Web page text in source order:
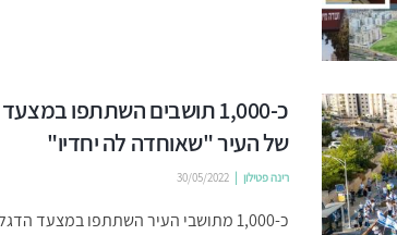
כ-1,000 תושבים השתתפו
של העיר "שאוחדה לה יחדיו"
רינה פטילון 30/05/2022
כ-1,000 מתושבי העיר השתתפו במצעד